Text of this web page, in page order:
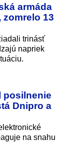
armáda
13
trinásť
napriek
posilnenie
Dnipro a
na snahu